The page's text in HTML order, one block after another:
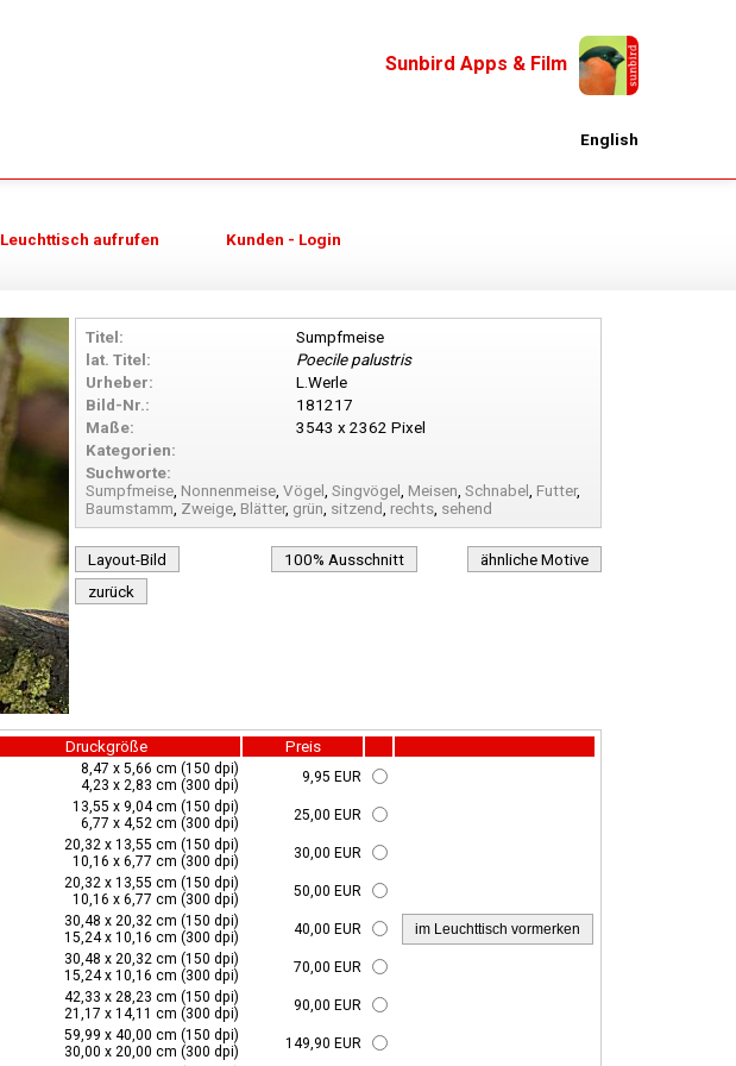
Sunbird Apps & Film
English
Leuchttisch aufrufen Kunden - Login
Titel:
Sumpfmeise
lat. Titel:
Poecile palustris
Urheber:
L.Werle
Bild-Nr.:
181217
Maße:
3543 x 2362 Pixel
Kategorien:
Suchworte:
Sumpfmeise, Nonnenmeise, Vögel , Singvögel , Meisen, Schnabel , Futter,
Baumstamm, Zweige, Blätter, grün, sitzend, rechts, sehend
Layout-Bild 100% Ausschnitt
ähnliche Motive
zurück
Druckgröße Preis
8,47 x 5,66 cm (150 dpi)
4,23 x 2,83 cm (300 dpi)
9,95 EUR
13,55 x 9,04 cm (150 dpi)
6,77 x 4,52 cm (300 dpi)
25,00 EUR
20,32 x 13,55 cm (150 dpi)
10,16 x 6,77 cm (300 dpi)
30,00 EUR
20,32 x 13,55 cm (150 dpi)
10,16 x 6,77 cm (300 dpi)
50,00 EUR
30,48 x 20,32 cm (150 dpi)
15,24 x 10,16 cm (300 dpi)
40,00 EUR
30,48 x 20,32 cm (150 dpi)
15,24 x 10,16 cm (300 dpi)
70,00 EUR
42,33 x 28,23 cm (150 dpi)
21,17 x 14,11 cm (300 dpi)
90,00 EUR
59,99 x 40,00 cm (150 dpi)
30,00 x 20,00 cm (300 dpi)
149,90 EUR